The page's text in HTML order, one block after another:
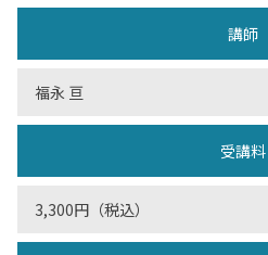
講師
福永 亘
受講料
3,300円（税込）